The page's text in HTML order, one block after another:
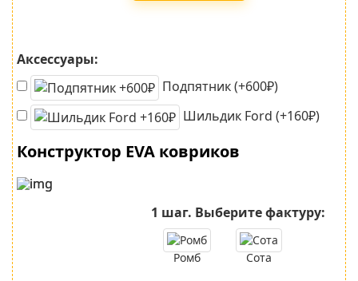
Аксессуары:
Подпятник (+600₽)
Шильдик Ford (+160₽)
Конструктор EVA ковриков
1 шаг. Выберите фактуру:
Ромб Сота